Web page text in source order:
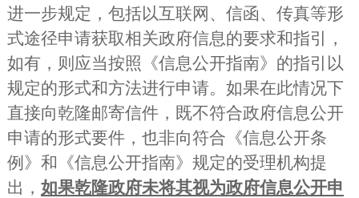
进一步规定，包括以互联网、信函、传真等形
式途径申请获取相关政府信息的要求和指引，
如有，则应当按照《信息公开指南》的指引以
规定的形式和方法进行申请。如果在此情况下
直接向乾隆邮寄信件，既不符合政府信息公开
申请的形式要件，也非向符合《信息公开条
例》和《信息公开指南》规定的受理机构提
出， 如果乾隆政府未将其视为政府信息公开申